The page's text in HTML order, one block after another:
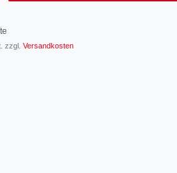
zzgl. Versandkosten